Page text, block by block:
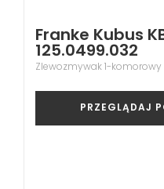
Franke Kubus
125.0499.032
Zlewozmywak 1-komorowy
PRZEGLĄDAJ